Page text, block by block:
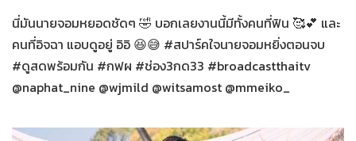
นี่มันนายจอมหยอดชัดๆ 🤣 บอกเลยงานนี้มีทั้งคนที่ฟิน 🥰💕 และ
คนที่อิจฉา แอบดูอยู่ อิอิ 😆😅 #สปาร์คใจนายจอมหยิ่งตอนจบ
#ดูสดพร้อมกัน #กฟผ #ช่อง3กด33 #broadcastthaitv
@naphat_nine @wjmild @witsamost @mmeiko_